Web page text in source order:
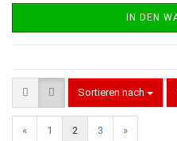
IN DEN
Sortieren nach
« 1 2 3 »